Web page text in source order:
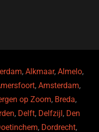
,Alkmaar,Almelo,
,Amsterdam,
op Zoom, Breda,
, Delft, Delfzijl , Den
, Dordrecht,